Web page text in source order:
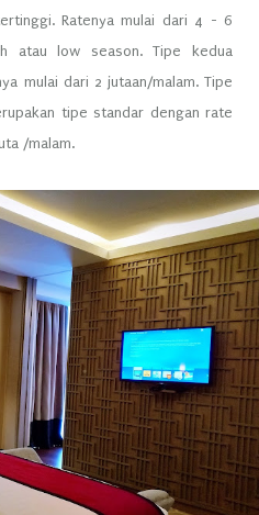
Ratenya mulai dari 4 - 6
atau low season. Tipe kedua
mulai dari 2 jutaan/malam. Tipe
tipe standar dengan rate
/malam.